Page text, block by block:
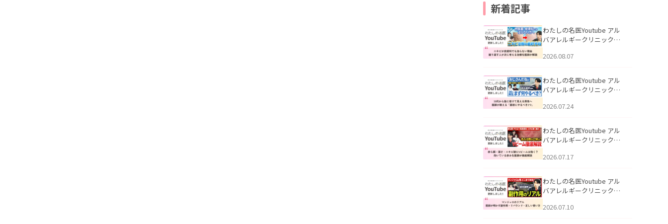
新着記事
わたしの名医Youtube アル
バアレルギークリニック札
らない理由｜繰り返す人が
説」を公開いたしました。
2026.08.07
わたしの名医Youtube アル
バアレルギークリニック札
える男性へ｜医師が教える
公開いたしました。
2026.07.24
わたしの名医Youtube アル
バアレルギークリニック札
跡にVビームは効く？向いて
説」を公開いたしました。
2026.07.17
わたしの名医Youtube アル
バアレルギークリニック札
医師が明かす副作用・リバ
2026.07.10